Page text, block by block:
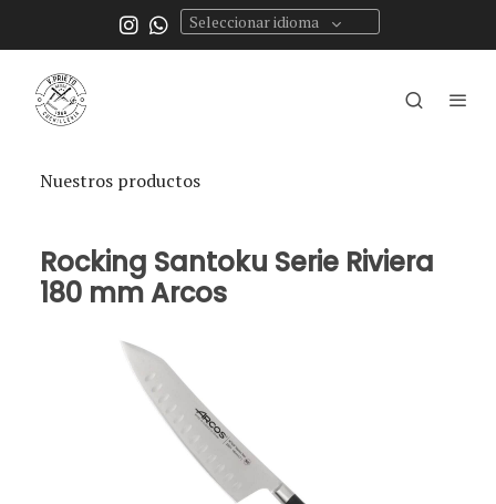
Seleccionar idioma
Nuestros productos
Rocking Santoku Serie Riviera
180 mm Arcos